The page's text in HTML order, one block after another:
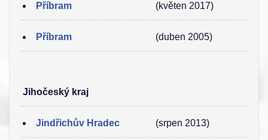
Příbram (květen 2017)
Příbram (duben 2005)
Jihočeský kraj
Jindřichův Hradec (srpen 2013)